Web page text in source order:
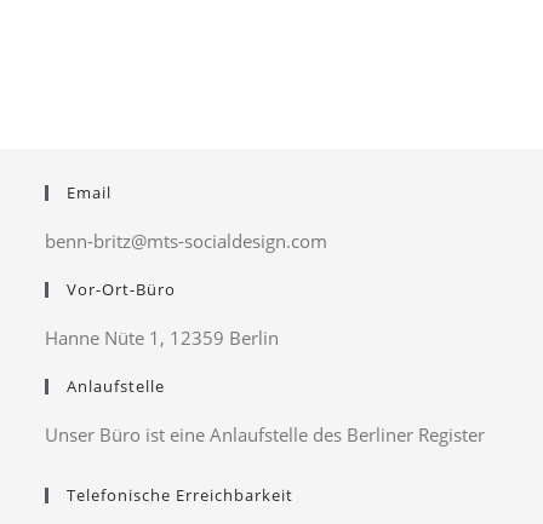
Email
benn-britz@mts-socialdesign.com
Vor-Ort-Büro
Hanne Nüte 1, 12359 Berlin
Anlaufstelle
Unser Büro ist eine Anlaufstelle des Berliner Register
Telefonische Erreichbarkeit